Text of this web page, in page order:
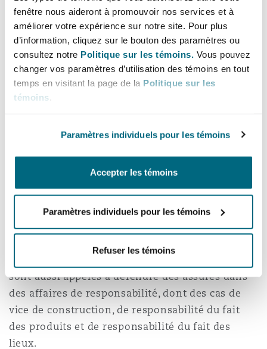
fenêtre nous aideront à promouvoir nos services et à
améliorer votre expérience sur notre site. Pour plus
d’information, cliquez sur le bouton des paramètres ou
consultez notre Politique sur les témoins. Vous pouvez
changer vos paramètres d’utilisation des témoins en tout
temps en visitant la page de la Politique sur les
témoins
Paramètres individuels pour les témoins
Accepter les témoins
Paramètres individuels pour les témoins
Refuser les témoins
expérience en représentation d’assureurs dans
une large gamme de secteurs tels que les polices
d’assurance responsabilité professionnelle
traditionnelles et erreurs et omissions, les
polices responsabilité relatives aux technologies
et aux médias, les polices cyber risques et les
polices d’assurance responsabilité générale.
Nous prodiguons des conseils sur l’assurance
responsabilité civile des administrateurs, des
dirigeants et des entreprises contre les
réclamations d’entreprises publiques, de
sociétés ou d’institutions financières en matière
de valeurs mobilières, notamment en surveillant
les recours collectifs à cet égard entrepris en
sont aussi appelés à défendre des assurés dans
des affaires de responsabilité, dont des cas de
vice de construction, de responsabilité du fait
des produits et de responsabilité du fait des
lieux.